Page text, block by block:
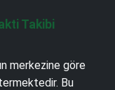
Takibi
merkezine göre
Bu